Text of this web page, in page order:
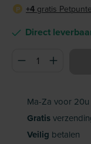
Direct
P +4 gratis
Ma-Za voor
Gratis
Veilig betalen